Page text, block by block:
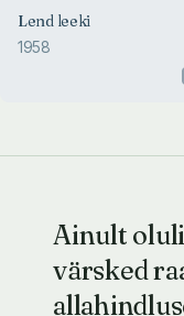
Lend leeki
1958
Ainult
värsked